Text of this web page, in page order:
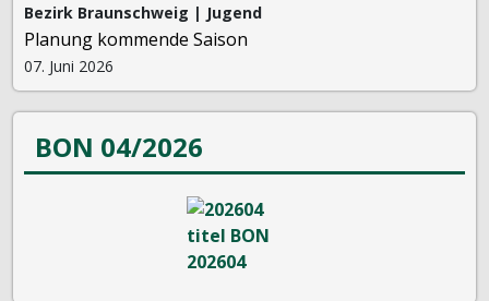
Bezirk Braunschweig | Jugend
Planung kommende Saison
07. Juni 2026
BON 04/2026